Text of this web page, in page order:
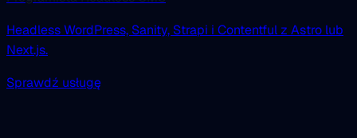
Headless WordPress, Sanity, Strapi i Contentful z Astro lub
Next.js.
Sprawdź usługę